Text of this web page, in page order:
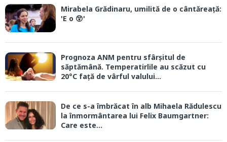
Mirabela Grădinaru, umilită de o cântăreață:
'E o 😲'
Prognoza ANM pentru sfârșitul de
săptămână. Temperatirlile au scăzut cu
20°C față de vârful valului...
De ce s-a îmbrăcat în alb Mihaela Rădulescu
la înmormântarea lui Felix Baumgartner:
Care este...